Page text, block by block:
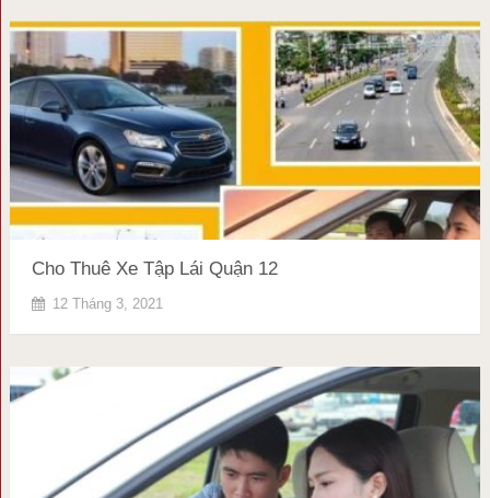
Cho Thuê Xe Tập Lái Quận 12
12 Tháng 3, 2021